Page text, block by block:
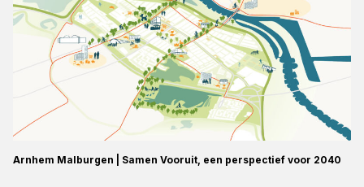
Arnhem Malburgen | Samen Vooruit, een perspectief voor 2040